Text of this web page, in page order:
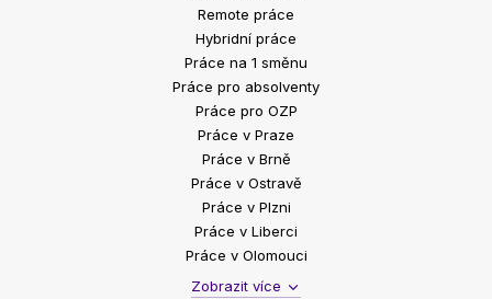
Remote práce
Hybridní práce
Práce na 1 směnu
Práce pro absolventy
Práce pro OZP
Práce v Praze
Práce v Brně
Práce v Ostravě
Práce v Plzni
Práce v Liberci
Práce v Olomouci
Zobrazit více